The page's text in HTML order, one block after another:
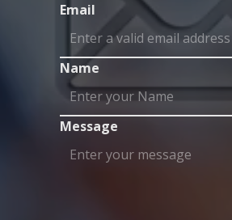
Email
Name
Message